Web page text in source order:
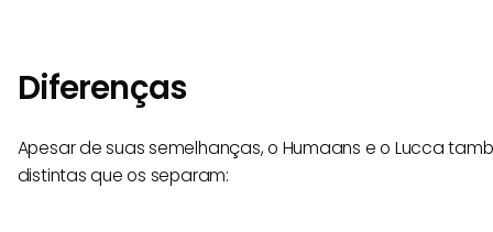
Diferenças
Apesar de suas semelhanças, o Humaans e o Lucca
distintas que os separam: